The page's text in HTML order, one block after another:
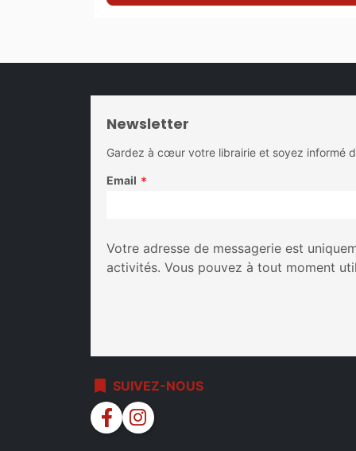
Newsletter
Gardez à cœur votre librairie et soyez informé
Email *
Votre adresse de messagerie est
activités. Vous pouvez à tout moment
bookmark SUIVEZ-NOUS
facebook instagram